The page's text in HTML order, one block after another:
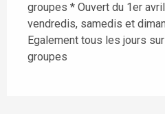
groupes * Ouvert du 1er
vendredis, samedis et
Egalement tous les jours
groupes